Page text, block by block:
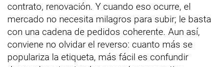
contrato, renovación. Y cuando eso ocurre, el
mercado no necesita milagros para subir; le basta
con una cadena de pedidos coherente. Aun así,
conviene no olvidar el reverso: cuanto más se
populariza la etiqueta, más fácil es confundir